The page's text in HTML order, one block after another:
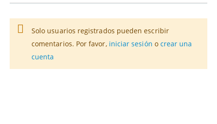
Solo usuarios registrados pueden escribir
comentarios. Por favor, iniciar sesión o crear una
cuenta